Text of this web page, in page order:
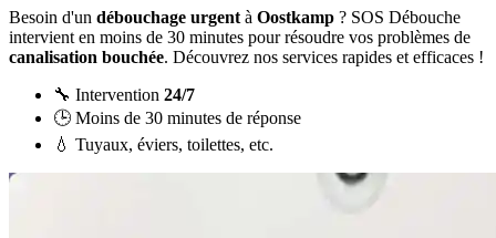
Besoin d'un débouchage urgent à Oostkamp ? SOS Débouche
intervient en moins de 30 minutes pour résoudre vos problèmes de
canalisation bouchée. Découvrez nos services rapides et efficaces !
🔧 Intervention 24/7
🕒 Moins de 30 minutes de réponse
💧 Tuyaux, éviers, toilettes, etc.